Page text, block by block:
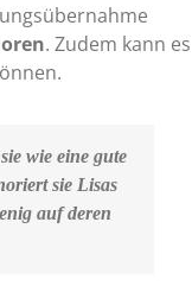
. Zudem kann es
wie eine gute
sie Lisas
auf deren